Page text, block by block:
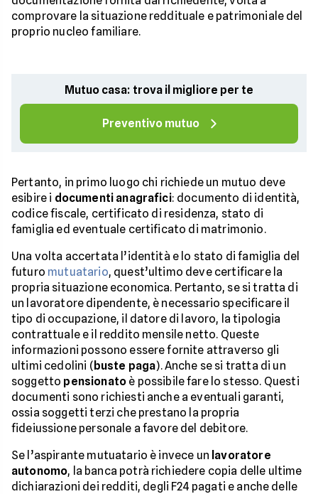
comprovare la situazione reddituale e patrimoniale del
proprio nucleo familiare.
Mutuo casa: trova il migliore per te
Preventivo mutuo
Pertanto, in primo luogo chi richiede un mutuo deve
esibire i documenti anagrafici: documento di identità,
codice fiscale, certificato di residenza, stato di
famiglia ed eventuale certificato di matrimonio.
Una volta accertata l’identità e lo stato di famiglia del
futuro mutuatario, quest’ultimo deve certificare la
propria situazione economica. Pertanto, se si tratta di
un lavoratore dipendente, è necessario specificare il
tipo di occupazione, il datore di lavoro, la tipologia
contrattuale e il reddito mensile netto. Queste
informazioni possono essere fornite attraverso gli
ultimi cedolini ( buste paga). Anche se si tratta di un
soggetto pensionato è possibile fare lo stesso. Questi
documenti sono richiesti anche a eventuali garanti,
ossia soggetti terzi che prestano la propria
fideiussione personale a favore del debitore.
Se l’aspirante mutuatario è invece un lavoratore
autonomo, la banca potrà richiedere copia delle ultime
dichiarazioni dei redditi, degli F24 pagati e anche delle